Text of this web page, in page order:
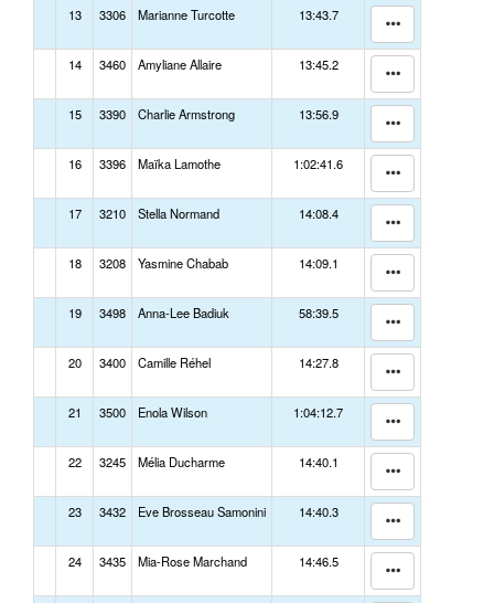
13 3306 Marianne Turcotte 13:43.7
14 3460 Amyliane Allaire 13:45.2
15 3390 Charlie Armstrong 13:56.9
16 3396 Maïka Lamothe 1:02:41.6
17 3210 Stella Normand 14:08.4
18 3208 Yasmine Chabab 14:09.1
19 3498 Anna-Lee Badiuk 58:39.5
20 3400 Camille Réhel 14:27.8
21 3500 Enola Wilson 1:04:12.7
22 3245 Mélia Ducharme 14:40.1
23 3432 Eve Brosseau Samonini 14:40.3
24 3435 Mia-Rose Marchand 14:46.5